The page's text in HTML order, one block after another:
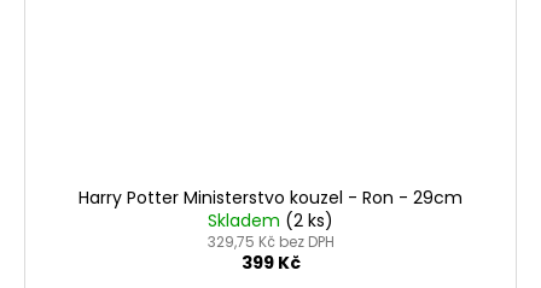
Harry Potter Ministerstvo kouzel - Ron - 29cm
Skladem (2 ks)
329,75 Kč bez DPH
399 Kč